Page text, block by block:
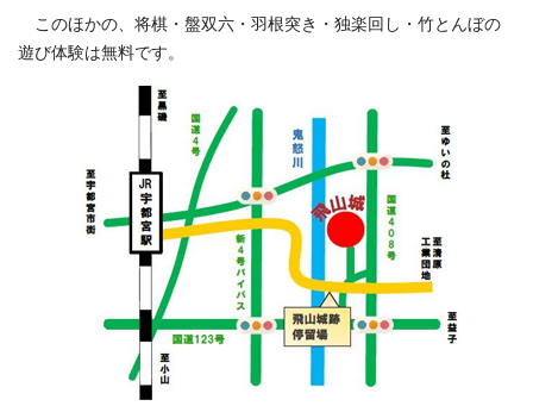
このほかの、将棋・盤双六・羽根突き・独楽回し・竹とんぼの
遊び体験は無料です。